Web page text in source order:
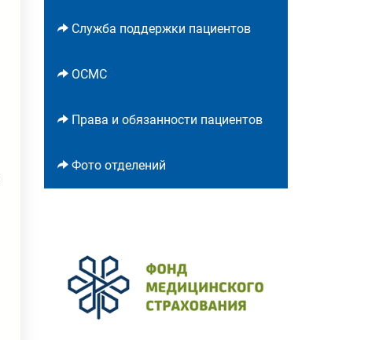
Служба поддержки пациентов
ОСМС
Права и обязанности пациентов
Фото отделений